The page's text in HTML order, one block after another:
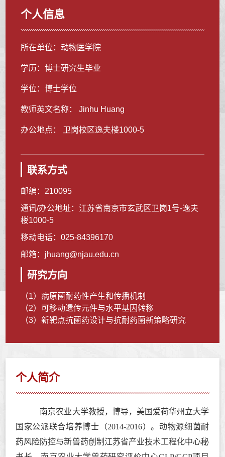
个人信息
所在单位：动物医学院
学历：博士研究生毕业
学位：博士学位
教师英文名称： Jinhu Huang
办公地点： 卫岗校区逸夫楼1000-5
联系方式
邮编： 210095
通讯/办公地址： 江苏省南京市玄武区卫岗1号-逸夫
楼1000-5
移动电话：025-84396170
邮箱： jhuang@njau.edu.cn
研究方向
（1）病原菌耐药性产生和传播机制
（2）可移动遗传元件与水平基因转移
（3）新靶点抗菌药设计与抗耐药菌新策略研究
个人简介
南京农业大学教授，博导，美国爱荷华州立大学
国家公派联合培养博士（2014-2016）。动物源细菌耐
药风险防控与新兽药创制江苏省产业技术工程化中心秘